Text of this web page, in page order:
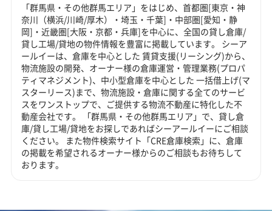
「群馬県・その他群馬エリア」をはじめ、首都圏[東京・神
奈川（横浜/川崎/厚木）・埼玉・千葉]・中部圏[愛知・静
岡]・近畿圏[大阪・京都・兵庫]を中心に、全国の貸し倉庫/
貸し工場/貸地の物件情報を豊富に掲載しています。 シーア
ールイーは、倉庫を中心とした 賃貸支援(リーシング)から、
物流施設の開発、オーナー様の倉庫運営・管理業務(プロパ
ティマネジメント)、中小型倉庫を中心とした 一括借上げ(マ
スターリース)まで、物流施設・倉庫に関する全てのサービ
スをワンストップで、ご提供する物流不動産に特化した不
動産会社です。 「群馬県・その他群馬エリア」で、貸し倉
庫/貸し工場/貸地をお探しであればシーアールイーにご相談
ください。 また物件検索サイト「CRE倉庫検索」に、倉庫
の掲載を希望されるオーナー様からのご相談もお待ちして
おります。